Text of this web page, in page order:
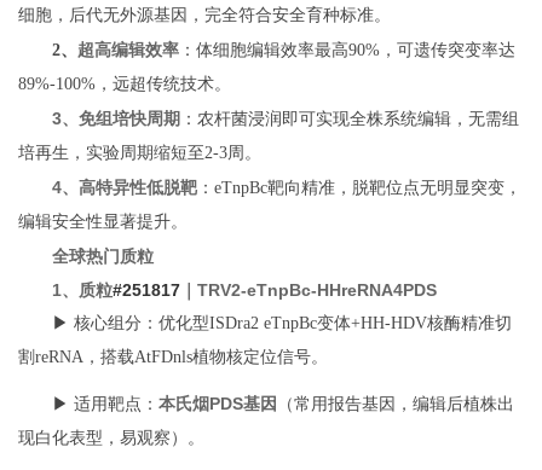
细胞，后代无外源基因，完全符合安全育种标准。
2、 超高编辑效率 ：体细胞编辑效率最高90%，可遗传突变率达
89%-100%，远超传统技术。
3、 免组培快周期 ：农杆菌浸润即可实现全株系统编辑，无需组
培再生，实验周期缩短至2-3周。
4、 高特异性低脱靶 ：eTnpBc靶向精准，脱靶位点无明显突变，
编辑安全性显著提升。
全球热门质粒
1、
质粒#251817 ｜TRV2-eTnpBc-HHreRNA4PDS
▶ 核心组分：优化型ISDra2 eTnpBc变体+HH-HDV核酶精准切
割reRNA，搭载AtFDnls植物核定位信号。
▶ 适用靶点： 本氏烟PDS基因 （常用报告基因，编辑后植株出
现白化表型，易观察）。